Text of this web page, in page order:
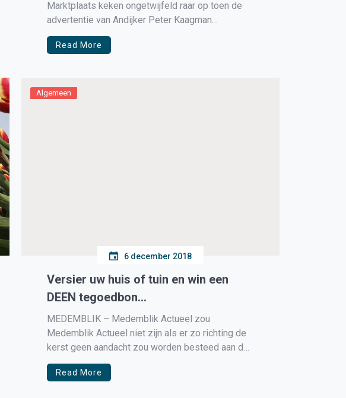
Marktplaats keken ongetwijfeld raar op toen de
advertentie van Andijker Peter Kaagman
langskwam. Hij verkoopt een metershoog
Parasaurolophus dinosaurusbeeld, voor de
en zes meter hoog, gemaakt van fiberglass […]
Read More
Algemeen
6 december 2018
Versier uw huis of tuin en win een
DEEN tegoedbon…
MEDEMBLIK – Medemblik Actueel zou
Medemblik Actueel niet zijn als er zo richting de
kerst geen aandacht zou worden besteed aan de
vele mooie verlichte tuinen in onze mooie
gemeente. Wij roepen iedereen op een foto te
Read More